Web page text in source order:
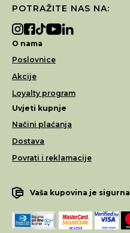
POTRAŽITE NAS NA:
O nama
Poslovnice
Akcije
Loyalty program
Uvjeti kupnje
Načini plaćanja
Dostava
Povrati i reklamacije
Vaša kupovina je sigurna